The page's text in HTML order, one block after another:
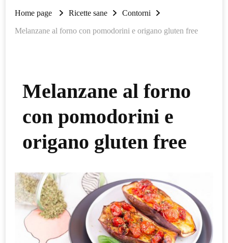
Home page Ricette sane Contorni
Melanzane al forno con pomodorini e origano gluten free
Melanzane al forno
con pomodorini e
origano gluten free